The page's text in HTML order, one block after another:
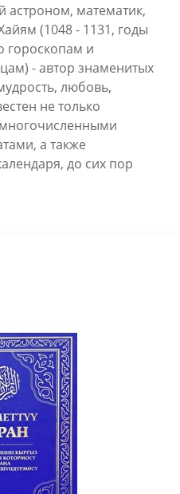
математик,
(1048 - 1131, годы
гороскопам и
- автор знаменитых
любовь,
не только
а также
до сих пор